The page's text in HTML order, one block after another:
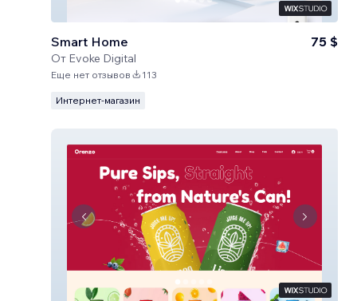
Smart Home
От Evoke Digital
75 $
Еще нет отзывов 113
Интернет-магазин